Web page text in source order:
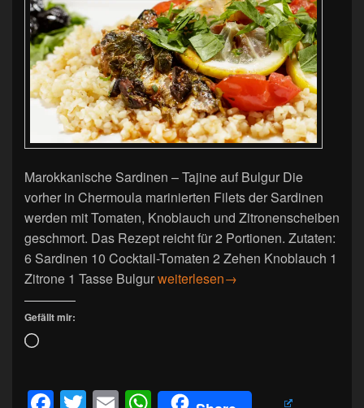
Marokkanische Sardinen – Tajine auf Bulgur Die
vorher in Chermoula marinierten Filets der Sardinen
werden mit Tomaten, Knoblauch und Zitronenscheiben
geschmort. Das Rezept reicht für 2 Portionen. Zutaten:
6 Sardinen 10 Cocktail-Tomaten 2 Zehen Knoblauch 1
Zitrone 1 Tasse BulgurSardinen – Tajine
weiterlesen→
Gefällt mir:
Wird